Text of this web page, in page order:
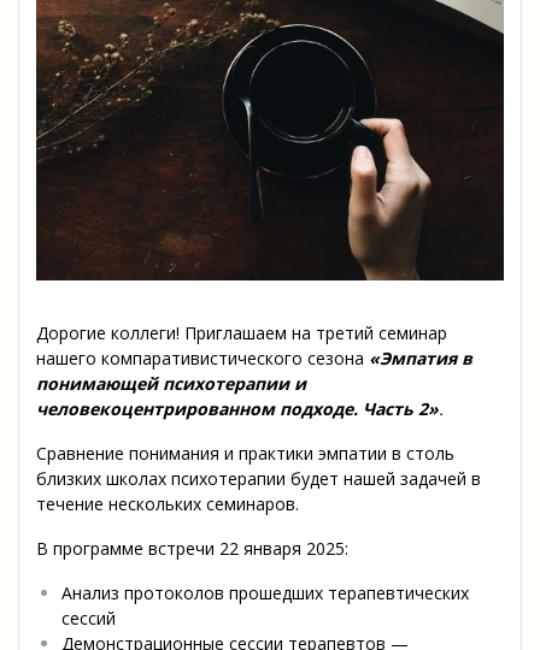
Дорогие коллеги! Приглашаем на третий семинар
нашего компаративистического сезона «Эмпатия в
понимающей психотерапии и
человекоцентрированном подходе. Часть 2».
Сравнение понимания и практики эмпатии в столь
близких школах психотерапии будет нашей задачей в
течение нескольких семинаров.
В программе встречи 22 января 2025:
Анализ протоколов прошедших терапевтических
сессий
Демонстрационные сессии терапевтов —